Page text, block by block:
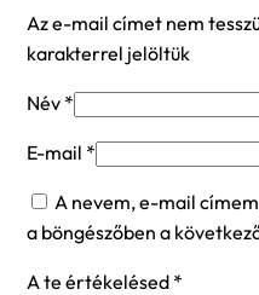
Az e-mail címet nem
karakterrel jelöltük
Név *
E-mail *
A nevem, e-mail
a böngészőben a
A te értékelésed *